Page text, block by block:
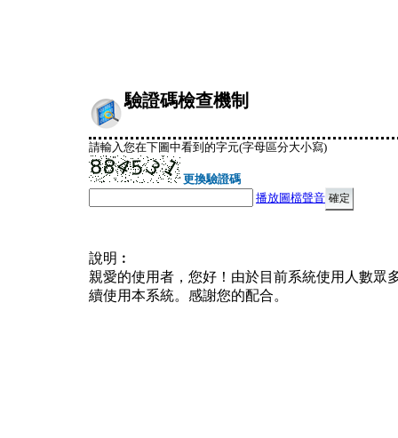
驗證碼檢查機制
請輸入您在下圖中看到的字元(字母區分大小寫)
更換驗證碼
播放圖檔聲音
說明︰
親愛的使用者，您好！由於目前系統使用人數眾
續使用本系統。感謝您的配合。